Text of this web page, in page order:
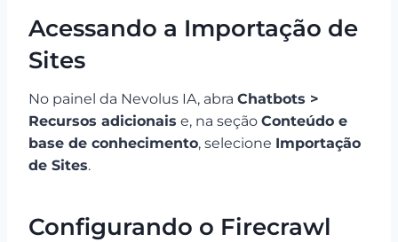
Acessando a Importação de
Sites
No painel da Nevolus IA, abra Chatbots >
Recursos adicionais e, na seção Conteúdo e
base de conhecimento, selecione Importação
de Sites.
Configurando o Firecrawl